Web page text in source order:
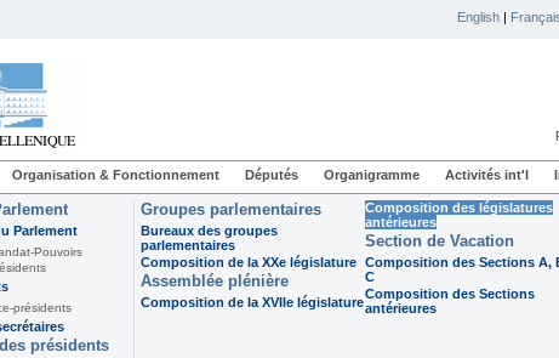
English |
Organisation & Fonctionnement Députés Organigramme Activités int'l
Parlement
Pouvoirs
présidents
présidents
Groupes parlementaires
Bureaux des groupes
parlementaires
Composition de la XXe législature
Assemblée plénière
Composition de la XVIIe législature
Composition des législatures
antérieures
Section de Vacation
Composition des Sections A,
C
Composition des Sections
antérieures